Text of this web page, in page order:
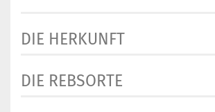
DIE HERKUNFT
DIE REBSORTE